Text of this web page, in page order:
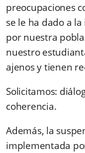
preocupaciones
se le ha dado a
por nuestra
nuestro
ajenos y tienen
Solicitamos:
coherencia.
Además, la
implementada